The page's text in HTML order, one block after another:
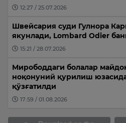
12:27 / 25.07.2026
Швейсария суди Гулнора
якунлади, Lombard Odier
15:21 / 28.07.2026
Мирободдаги болалар
ноқонуний қурилиш
қўзғатилди
17:59 / 01.08.2026